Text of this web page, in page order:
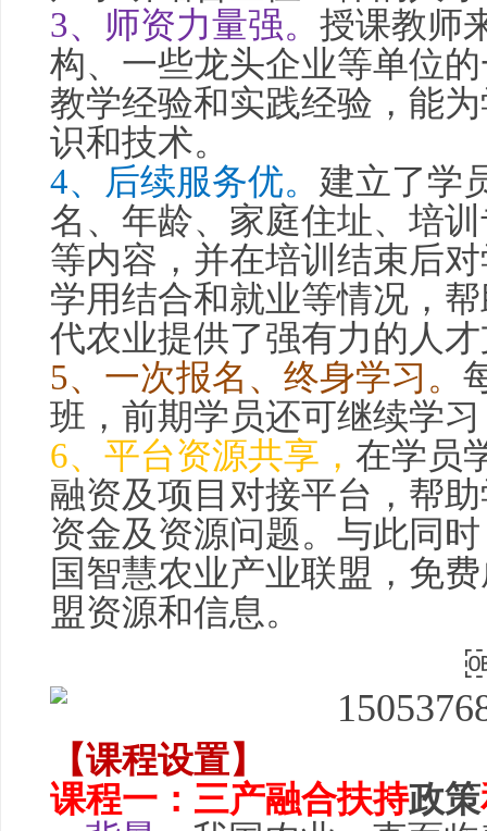
3、师资力量强。 授课教师
构、一些龙头企业等单位
教学经验和实践经验，能
识和技术。
4、后续服务优。 建立了学
名、年龄、家庭住址、培
等内容，并在培训结束后
学用结合和就业等情况，
代农业提供了强有力的人
5、一次报名、终身学习。
班，前期学员还可继续学
6、平台资源共享， 在学员
融资及项目对接平台，帮
资金及资源问题。与此同
国智慧农业产业联盟，免
盟资源和信息。
【课程设置】
课程一：三产融合扶持政策